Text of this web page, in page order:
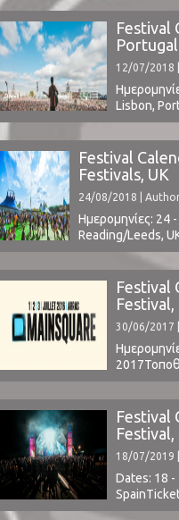
Festival
Portugal
12/07/2018
Lisbon,
Beatriz
End, DJ
Fires,
White,
Minta &
Festival
Festivals, UK
24/08/2018 |
Ημερομηνίες: 24
Reading/Leeds,
περιλαμβάνει:
Festival
Festival,
30/06/2017
A Down,
Festival
Festival,
18/07/2019
Dates: 18 -